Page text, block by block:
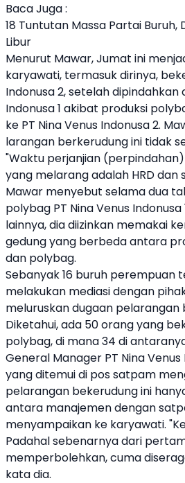
Baca Juga :
18 Tuntutan Massa Partai Buruh,
Libur
Menurut Mawar, Jumat ini
karyawati, termasuk dirinya,
Indonusa 2, setelah dipindahkan
Indonusa 1 akibat produksi
ke PT Nina Venus Indonusa 2.
larangan berkerudung ini tidak
"Waktu perjanjian
yang melarang adalah HRD dan
Mawar menyebut selama dua
polybag PT Nina Venus
lainnya, dia diizinkan memakai
gedung yang berbeda antara
dan polybag.
Sebanyak 16 buruh perempuan
melakukan mediasi dengan
meluruskan dugaan pelarangan
Diketahui, ada 50 orang yang
polybag, di mana 34 di
General Manager PT Nina
yang ditemui di pos satpam
pelarangan bekerudung ini
antara manajemen dengan
menyampaikan ke karyawati.
Padahal sebenarnya dari
memperbolehkan, cuma
kata dia.